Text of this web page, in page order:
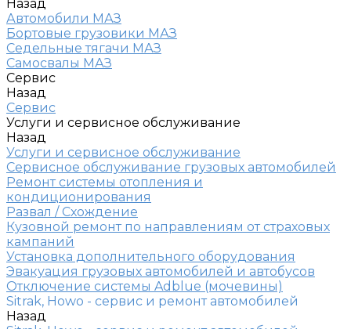
Назад
Автомобили МАЗ
Бортовые грузовики МАЗ
Седельные тягачи МАЗ
Самосвалы МАЗ
Сервис
Назад
Сервис
Услуги и сервисное обслуживание
Назад
Услуги и сервисное обслуживание
Сервисное обслуживание грузовых автомобилей
Ремонт системы отопления и
кондиционирования
Развал / Схождение
Кузовной ремонт по направлениям от страховых
кампаний
Установка дополнительного оборудования
Эвакуация грузовых автомобилей и автобусов
Отключение системы Adblue (мочевины)
Sitrak, Howo - сервис и ремонт автомобилей
Назад